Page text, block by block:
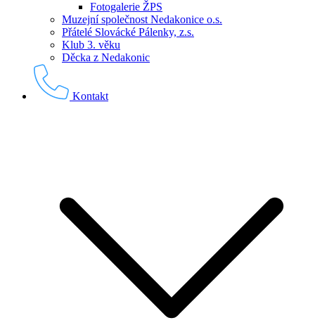
Fotogalerie ŽPS
Muzejní společnost Nedakonice o.s.
Přátelé Slovácké Pálenky, z.s.
Klub 3. věku
Děcka z Nedakonic
Kontakt